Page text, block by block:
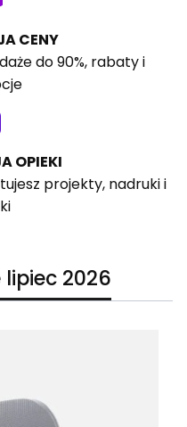
CENY
do 90%, rabaty i
OPIEKI
projekty, nadruki i
2026